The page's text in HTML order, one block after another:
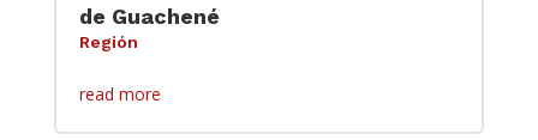
de Guachené
Región
read more